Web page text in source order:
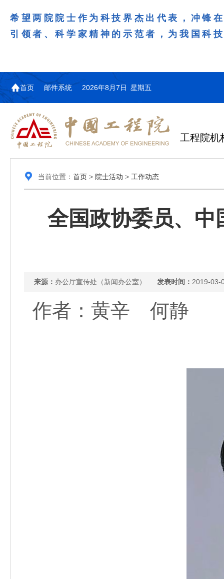
希望两院院士作为科技界杰出代表，冲锋
引领者、科学家精神的示范者，为我国科
首页 邮件系统 2026年8月7日 星期五
工程院机
当前位置： 首页> 院士活动 > 工作动态
全国政协委员、中
来源： 办公厅宣传处（新闻办公室） 发表时间： 2019-03-
作者：黄辛 何静